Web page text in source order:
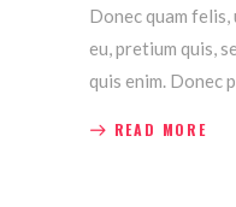
Donec quam
eu, pretium quis,
quis enim. Donec
READ MORE